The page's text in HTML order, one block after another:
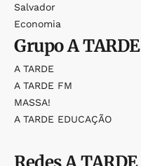
Salvador
Economia
GrupoA TARDE
A TARDE
A TARDE FM
MASSA!
A TARDE EDUCAÇÃO